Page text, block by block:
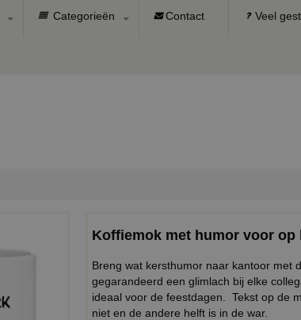
Categorieën Contact Veel
Koffiemok met humor voor
Breng wat kersthumor naar kantoor met
gegarandeerd een glimlach bij elke
ideaal voor de feestdagen. Tekst op de
niet en de andere helft is in de war.